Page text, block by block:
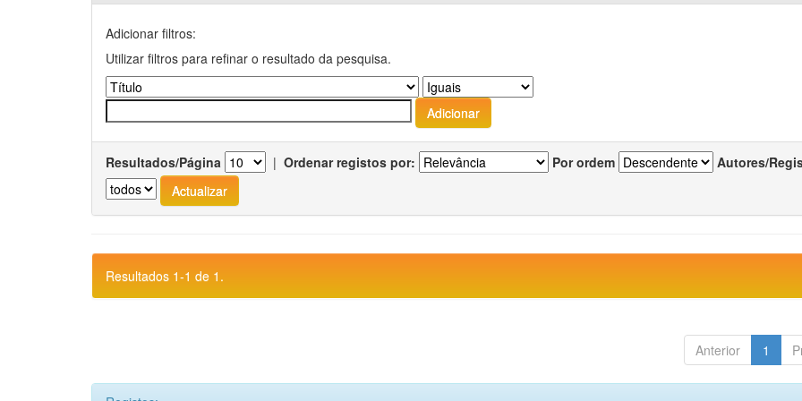
Adicionar filtros:
Utilizar filtros para refinar o resultado da pesquisa.
Resultados/Página | Ordenar registos por: Por ordem Autores/
Resultados 1-1 de 1.
Anterior 1